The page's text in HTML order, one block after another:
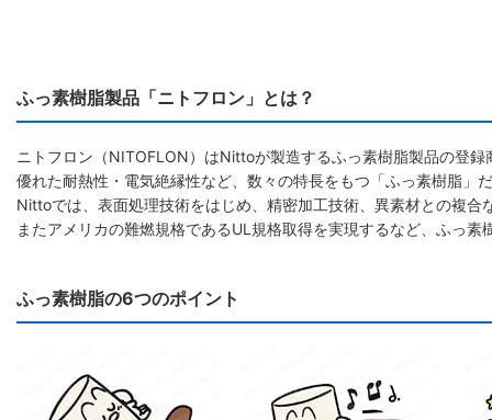
ふっ素樹脂製品「ニトフロン」とは？
ニトフロン（NITOFLON）はNittoが製造するふっ素樹脂製品の登録
優れた耐熱性・電気絶縁性など、数々の特長をもつ「ふっ素樹脂」
Nittoでは、表面処理技術をはじめ、精密加工技術、異素材との複
またアメリカの難燃規格であるUL規格取得を実現するなど、ふっ
ふっ素樹脂の6つのポイント